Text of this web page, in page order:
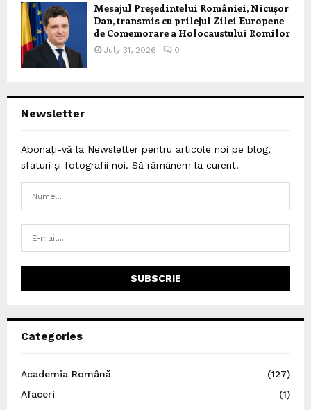
Mesajul Președintelui României, Nicușor
Dan, transmis cu prilejul Zilei Europene
de Comemorare a Holocaustului Romilor
July 31, 2026 0
Newsletter
Abonați-vă la Newsletter pentru articole noi pe blog,
sfaturi și fotografii noi. Să rămânem la curent!
Categories
Academia Română
(127)
Afaceri
(1)